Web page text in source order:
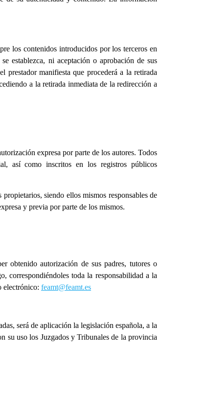
los contenidos introducidos por los terceros en
establezca, ni aceptación o aprobación de sus
prestador manifiesta que procederá a la retirada
a la retirada inmediata de la redirección a
expresa por parte de los autores. Todos
así como inscritos en los registros públicos
siendo ellos mismos responsables de
y previa por parte de los mismos.
obtenido autorización de sus padres, tutores o
correspondiéndoles toda la responsabilidad a la
electrónico: feamt@feamt.es
será de aplicación la legislación española, a la
su uso los Juzgados y Tribunales de la provincia